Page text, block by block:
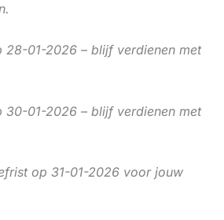
28-01-2026 – blijf verdienen met
30-01-2026 – blijf verdienen met
op 31-01-2026 voor jouw